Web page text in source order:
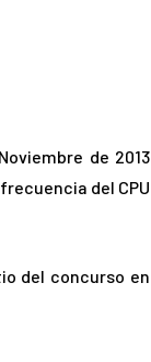
de 2013
del CPU
del concurso en